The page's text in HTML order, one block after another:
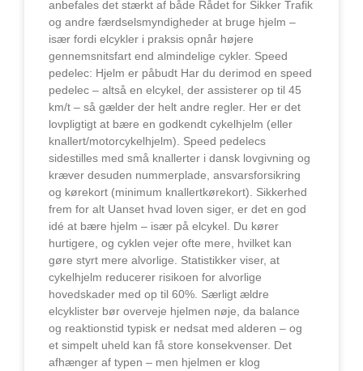
anbefales det stærkt af både Rådet for Sikker Trafik
og andre færdselsmyndigheder at bruge hjelm –
især fordi elcykler i praksis opnår højere
gennemsnitsfart end almindelige cykler. Speed
pedelec: Hjelm er påbudt Har du derimod en speed
pedelec – altså en elcykel, der assisterer op til 45
km/t – så gælder der helt andre regler. Her er det
lovpligtigt at bære en godkendt cykelhjelm (eller
knallert/motorcykelhjelm). Speed pedelecs
sidestilles med små knallerter i dansk lovgivning og
kræver desuden nummerplade, ansvarsforsikring
og kørekort (minimum knallertkørekort). Sikkerhed
frem for alt Uanset hvad loven siger, er det en god
idé at bære hjelm – især på elcykel. Du kører
hurtigere, og cyklen vejer ofte mere, hvilket kan
gøre styrt mere alvorlige. Statistikker viser, at
cykelhjelm reducerer risikoen for alvorlige
hovedskader med op til 60%. Særligt ældre
elcyklister bør overveje hjelmen nøje, da balance
og reaktionstid typisk er nedsat med alderen – og
et simpelt uheld kan få store konsekvenser. Det
afhænger af typen – men hjelmen er klog